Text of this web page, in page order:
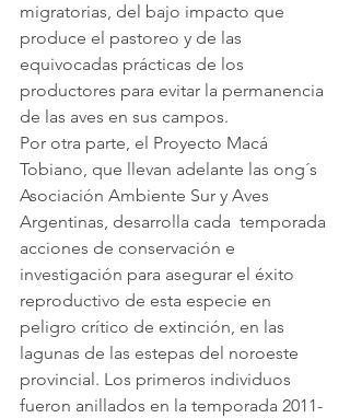
migratorias, del bajo impacto que
produce el pastoreo y de las
equivocadas prácticas de los
productores para evitar la permanencia
de las aves en sus campos.
Por otra parte, el Proyecto Macá
Tobiano, que llevan adelante las ong´s
Asociación Ambiente Sur y Aves
Argentinas, desarrolla cada  temporada
acciones de conservación e
investigación para asegurar el éxito
reproductivo de esta especie en
peligro crítico de extinción, en las
lagunas de las estepas del noroeste
provincial. Los primeros individuos
fueron anillados en la temporada 2011-